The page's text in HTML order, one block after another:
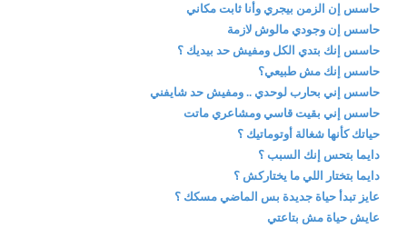
حاسس إن الزمن بيجري وأنا ثابت مكاني
حاسس إن وجودي مالوش لازمة
حاسس إنك بتدي الكل ومفيش حد بيديك ؟
حاسس إنك مش طبيعي؟
حاسس إني بحارب لوحدي .. ومفيش حد شايفني
حاسس إني بقيت قاسي ومشاعري ماتت
حياتك كأنها شغالة أوتوماتيك ؟
دايما بتحس إنك السبب ؟
دايما بتختار اللي ما يختاركش ؟
عايز تبدأ حياة جديدة بس الماضي مسكك ؟
عايش حياة مش بتاعتي